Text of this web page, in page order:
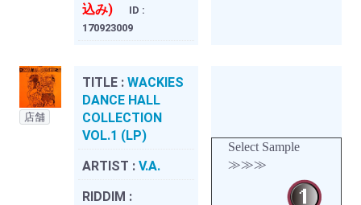
込み)
ID :
170923009
店舗
TITLE : WACKIES
DANCE HALL
COLLECTION
VOL.1 (LP)
ARTIST : V.A.
RIDDIM :
Select Sample
≫≫≫